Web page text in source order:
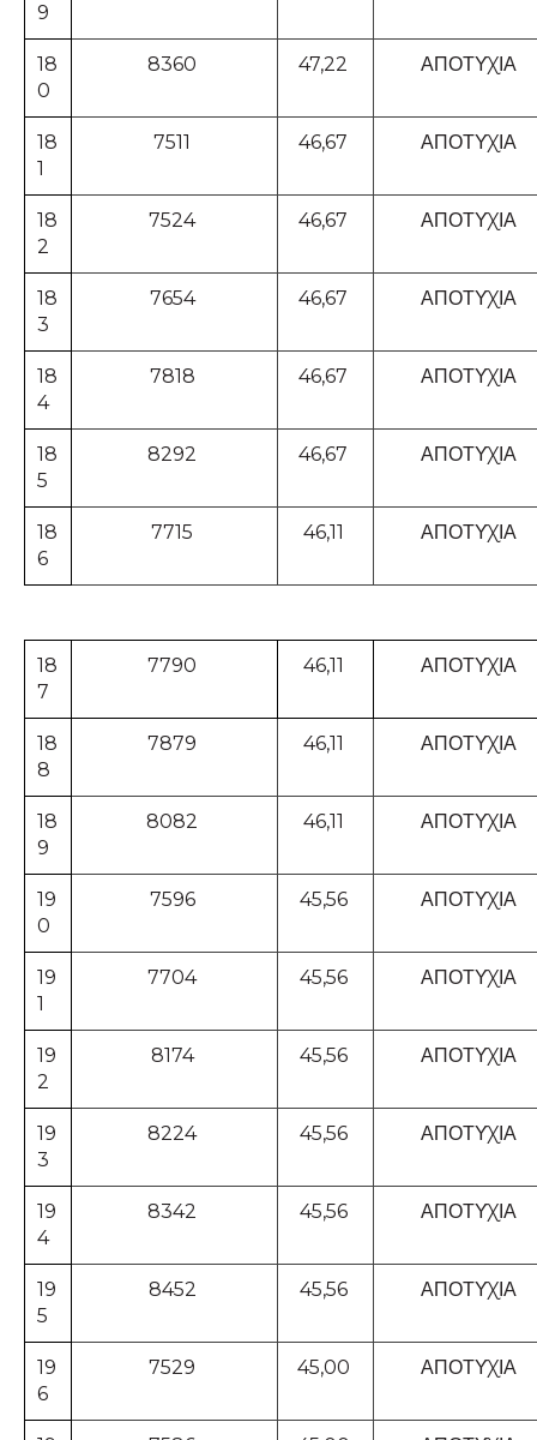
9
18
0
8360 47,22 ΑΠΟΤΥΧΙΑ
18
1
7511 46,67 ΑΠΟΤΥΧΙΑ
18
2
7524 46,67 ΑΠΟΤΥΧΙΑ
18
3
7654 46,67 ΑΠΟΤΥΧΙΑ
18
4
7818 46,67 ΑΠΟΤΥΧΙΑ
18
5
8292 46,67 ΑΠΟΤΥΧΙΑ
18
6
7715 46,11 ΑΠΟΤΥΧΙΑ
18
7
7790 46,11 ΑΠΟΤΥΧΙΑ
18
8
7879 46,11 ΑΠΟΤΥΧΙΑ
18
9
8082 46,11 ΑΠΟΤΥΧΙΑ
19
0
7596 45,56 ΑΠΟΤΥΧΙΑ
19
1
7704 45,56 ΑΠΟΤΥΧΙΑ
19
2
8174 45,56 ΑΠΟΤΥΧΙΑ
19
3
8224 45,56 ΑΠΟΤΥΧΙΑ
19
4
8342 45,56 ΑΠΟΤΥΧΙΑ
19
5
8452 45,56 ΑΠΟΤΥΧΙΑ
19
6
7529 45,00 ΑΠΟΤΥΧΙΑ